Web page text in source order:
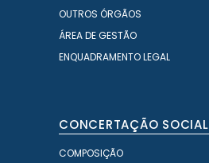
OUTROS ÓRGÃOS
ÁREA DE GESTÃO
ENQUADRAMENTO LEGAL
CONCERTAÇÃO SOCIAL
COMPOSIÇÃO